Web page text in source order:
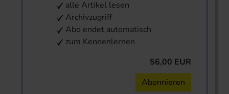
alle Artikel lesen
Archivzugriff
Abo endet automatisch
zum Kennenlernen
56,00 EUR
Abonnieren